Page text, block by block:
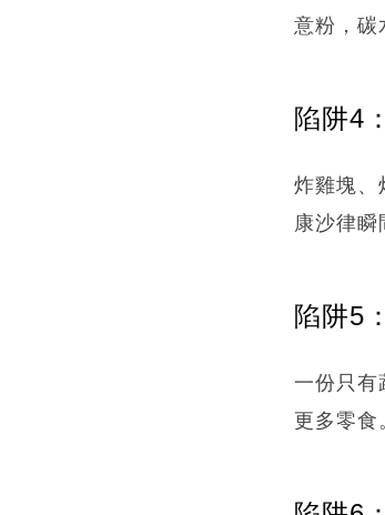
意粉，碳
陷阱4
炸雞塊、
康沙律瞬
陷阱5
一份只有
更多零食